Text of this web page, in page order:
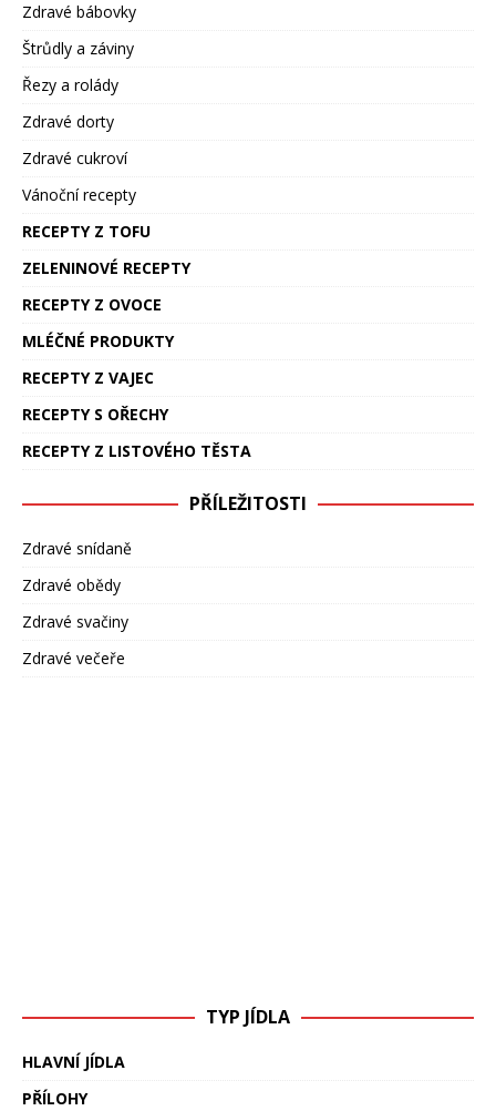
Zdravé bábovky
Štrůdly a záviny
Řezy a rolády
Zdravé dorty
Zdravé cukroví
Vánoční recepty
RECEPTY Z TOFU
ZELENINOVÉ RECEPTY
RECEPTY Z OVOCE
MLÉČNÉ PRODUKTY
RECEPTY Z VAJEC
RECEPTY S OŘECHY
RECEPTY Z LISTOVÉHO TĚSTA
PŘÍLEŽITOSTI
Zdravé snídaně
Zdravé obědy
Zdravé svačiny
Zdravé večeře
TYP JÍDLA
HLAVNÍ JÍDLA
PŘÍLOHY